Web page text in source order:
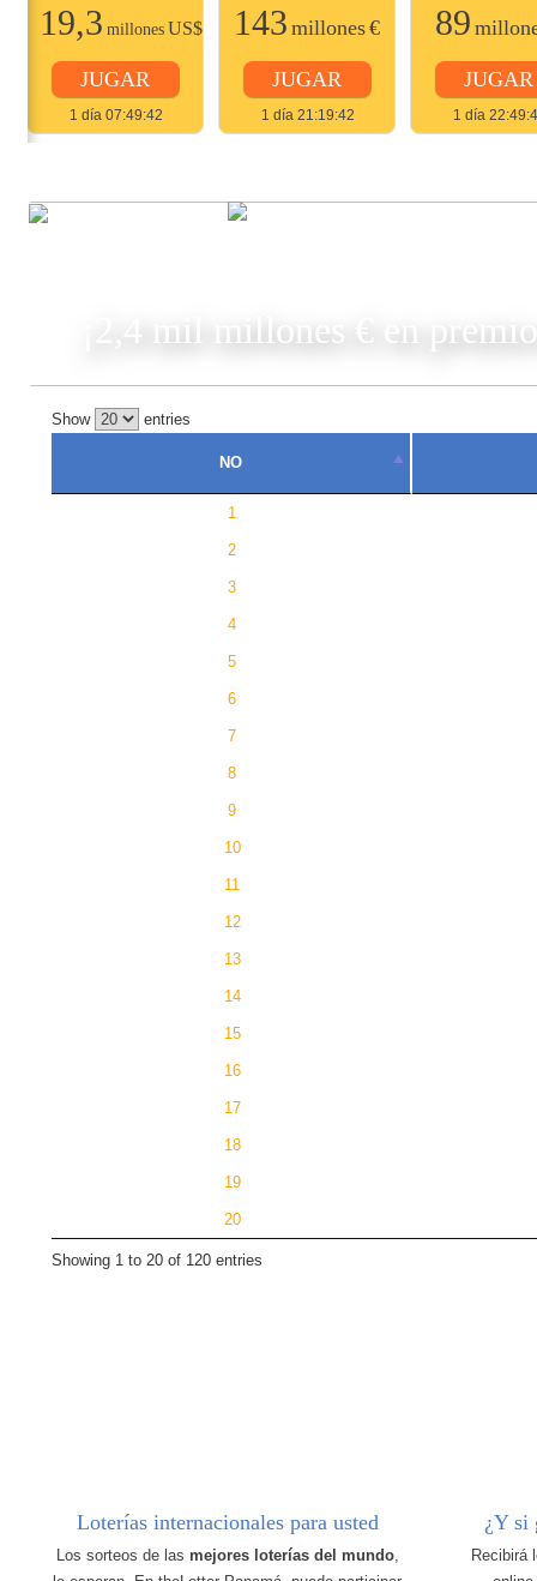
19,3 millones US$
JUGAR
1 día 07:49:42
143 millones€
JUGAR
1 día 21:19:42
89
JUGAR
1 día
¡2,4 mil millones € en
Show entries
NO
1
2
3
4
5
6
7
8
9
10
11
12
13
14
15
16
17
18
19
20
Showing 1 to 20 of 120 entries
Loterías internacionales para usted
Los sorteos de las mejores loterías del mundo,
¿Y si
Recibirá